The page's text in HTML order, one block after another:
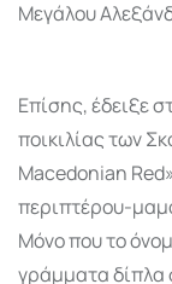
Μεγάλου
Επίσης, έδειξε
ποικιλίας των
Macedonian
περιπτέρου-
Μόνο που το
γράμματα δίπλα